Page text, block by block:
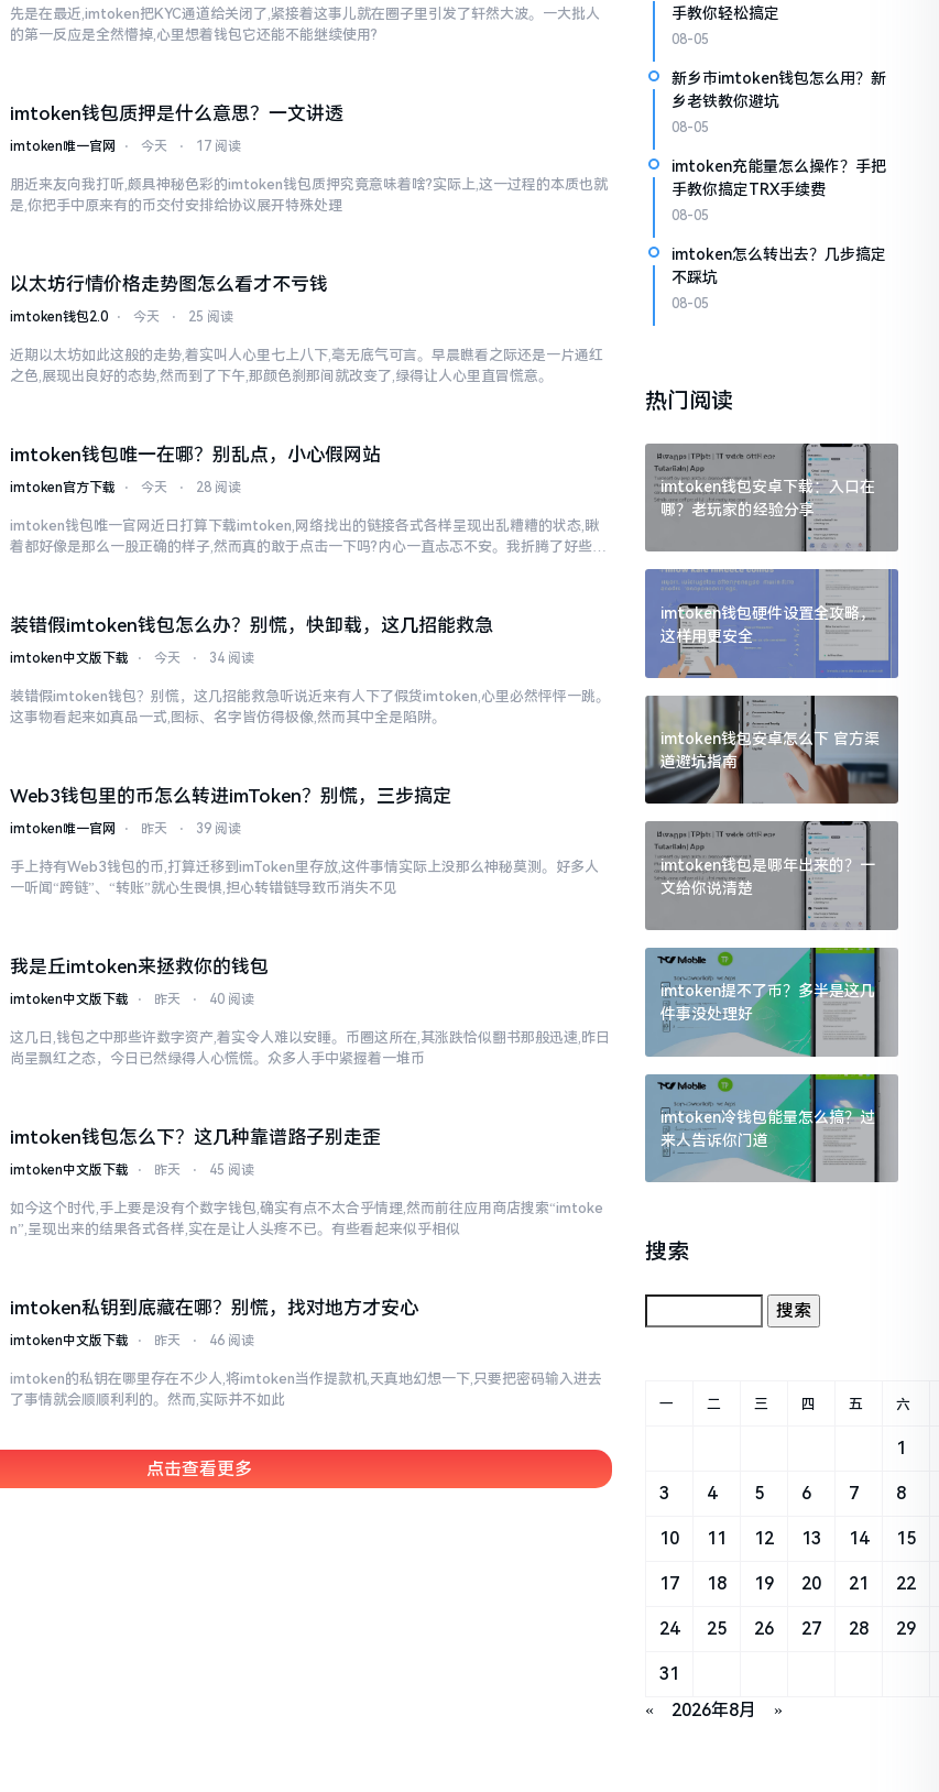
先是在最近,imtoken把KYC通道给关闭了,紧接着这事儿就在圈子里引发了轩然大波。一大批人
的第一反应是全然懵掉,心里想着钱包它还能不能继续使用?
imtoken钱包质押是什么意思？一文讲透
imtoken唯一官网 ⋅ 今天 ⋅ 17 阅读
朋近来友向我打听,颇具神秘色彩的imtoken钱包质押究竟意味着啥?实际上,这一过程的本质也就
是,你把手中原来有的币交付安排给协议展开特殊处理
以太坊行情价格走势图怎么看才不亏钱
imtoken钱包2.0 ⋅ 今天 ⋅ 25 阅读
近期以太坊如此这般的走势,着实叫人心里七上八下,毫无底气可言。早晨瞧看之际还是一片通红
之色,展现出良好的态势,然而到了下午,那颜色刹那间就改变了,绿得让人心里直冒慌意。
imtoken钱包唯一在哪？别乱点，小心假网站
imtoken官方下载 ⋅ 今天 ⋅ 28 阅读
imtoken钱包唯一官网近日打算下载imtoken,网络找出的链接各式各样呈现出乱糟糟的状态,瞅
着都好像是那么一股正确的样子,然而真的敢于点击一下吗?内心一直忐忑不安。我折腾了好些日
装错假imtoken钱包怎么办？别慌，快卸载，这几招能救急
imtoken中文版下载 ⋅ 今天 ⋅ 34 阅读
装错假imtoken钱包？别慌，这几招能救急听说近来有人下了假货imtoken,心里必然怦怦一跳。
这事物看起来如真品一式,图标、名字皆仿得极像,然而其中全是陷阱。
Web3钱包里的币怎么转进imToken？别慌，三步搞定
imtoken唯一官网 ⋅ 昨天 ⋅ 39 阅读
手上持有Web3钱包的币,打算迁移到imToken里存放,这件事情实际上没那么神秘莫测。好多人
一听闻“跨链”、“转账”就心生畏惧,担心转错链导致币消失不见
我是丘imtoken来拯救你的钱包
imtoken中文版下载 ⋅ 昨天 ⋅ 40 阅读
这几日,钱包之中那些许数字资产,着实令人难以安睡。币圈这所在,其涨跌恰似翻书那般迅速,昨日
尚呈飘红之态，今日已然绿得人心慌慌。众多人手中紧握着一堆币
imtoken钱包怎么下？这几种靠谱路子别走歪
imtoken中文版下载 ⋅ 昨天 ⋅ 45 阅读
如今这个时代,手上要是没有个数字钱包,确实有点不太合乎情理,然而前往应用商店搜索“imtoke
n”,呈现出来的结果各式各样,实在是让人头疼不已。有些看起来似乎相似
imtoken私钥到底藏在哪？别慌，找对地方才安心
imtoken中文版下载 ⋅ 昨天 ⋅ 46 阅读
imtoken的私钥在哪里存在不少人,将imtoken当作提款机,天真地幻想一下,只要把密码输入进去
了事情就会顺顺利利的。然而,实际并不如此
点击查看更多
手教你轻松搞定
08-05
新乡市imtoken钱包怎么用？新
乡老铁教你避坑
08-05
imtoken充能量怎么操作？手把
手教你搞定TRX手续费
08-05
imtoken怎么转出去？几步搞定
不踩坑
08-05
热门阅读
imtoken钱包安卓下载：入口在
哪？老玩家的经验分享
imtoken钱包硬件设置全攻略，
这样用更安全
imtoken钱包安卓怎么下 官方渠
道避坑指南
imtoken钱包是哪年出来的？一
文给你说清楚
imtoken提不了币？多半是这几
件事没处理好
imtoken冷钱包能量怎么搞？过
来人告诉你门道
搜索
« 2026年8月 »
一 二 三 四 五 六
1
3 4 5 6 7 8
10 11 12 13 14 15
17 18 19 20 21 22
24 25 26 27 28 29
31